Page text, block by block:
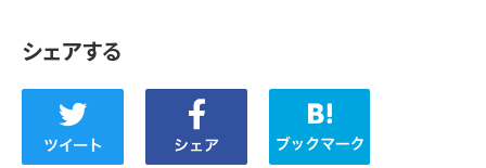
シェアする